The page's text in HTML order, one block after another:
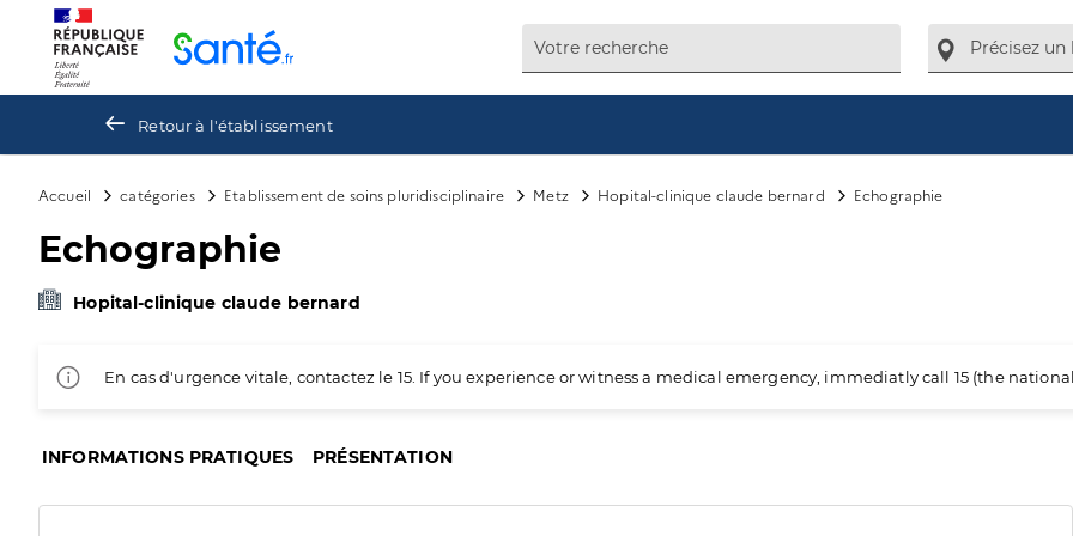
Retour à l'établissement
Accueil catégories Etablissement de soins pluridisciplinaire Metz Hopital-clinique claude bernard Echographie
Echographie
Hopital-clinique claude bernard
En cas d'urgence vitale, contactez le 15. If you experience or witness a medical emergency, immediatly call 15 (the
INFORMATIONS PRATIQUES PRÉSENTATION
Panneau de gestion des cookies